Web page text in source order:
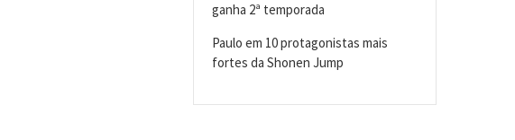
ganha 2ª temporada
Paulo em 10 protagonistas mais
fortes da Shonen Jump